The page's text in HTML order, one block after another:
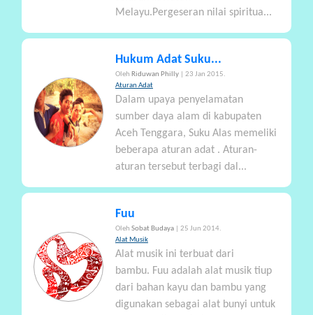
Melayu.Pergeseran nilai spiritua...
Hukum Adat Suku...
Oleh Riduwan Philly
| 23 Jan 2015.
Aturan Adat
Dalam upaya penyelamatan
sumber daya alam di kabupaten
Aceh Tenggara, Suku Alas memeliki
beberapa aturan adat . Aturan-
aturan tersebut terbagi dal...
Fuu
Oleh Sobat Budaya
| 25 Jun 2014.
Alat Musik
Alat musik ini terbuat dari
bambu. Fuu adalah alat musik tiup
dari bahan kayu dan bambu yang
digunakan sebagai alat bunyi untuk